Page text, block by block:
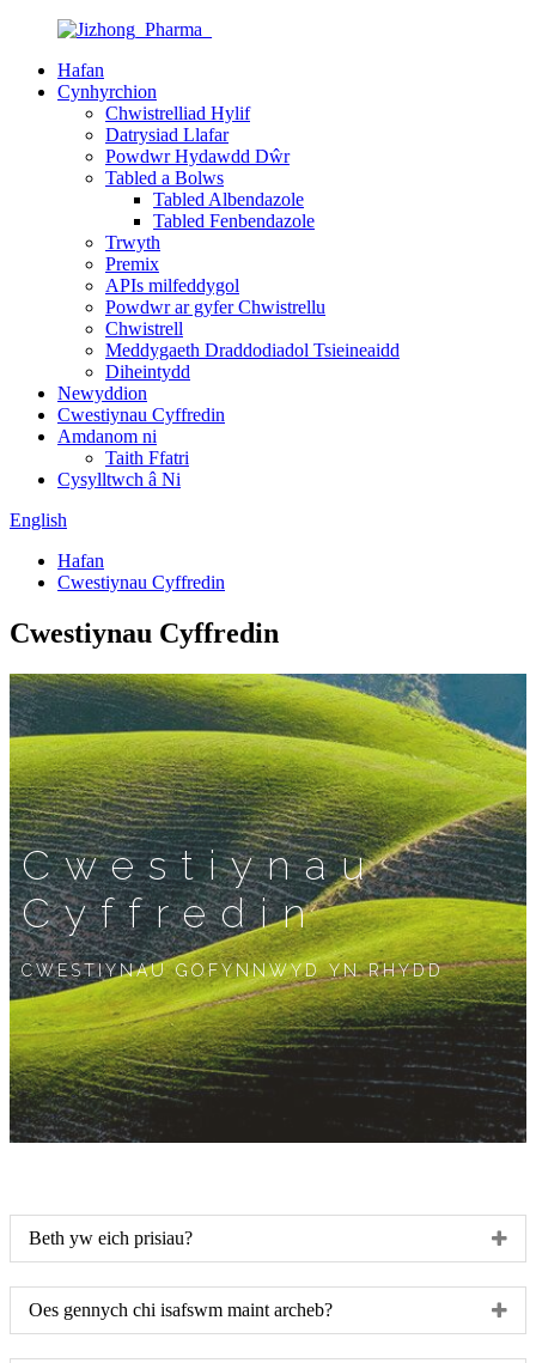
Hafan
Cynhyrchion
Chwistrelliad Hylif
Datrysiad Llafar
Powdwr Hydawdd Dŵr
Tabled a Bolws
Tabled Albendazole
Tabled Fenbendazole
Trwyth
Premix
APIs milfeddygol
Powdwr ar gyfer Chwistrellu
Chwistrell
Meddygaeth Draddodiadol Tsieineaidd
Diheintydd
Newyddion
Cwestiynau Cyffredin
Amdanom ni
Taith Ffatri
Cysylltwch â Ni
English
Hafan
Cwestiynau Cyffredin
Cwestiynau Cyffredin
Cwestiynau
Cyffredin
CWESTIYNAU GOFYNNWYD YN RHYDD
Beth yw eich prisiau?
Oes gennych chi isafswm maint archeb?